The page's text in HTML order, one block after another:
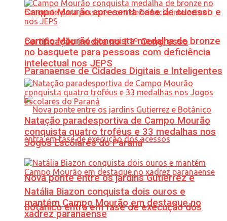
Campo Mourão apresenta case de sucesso e
certificação inédita no 11º Congresso
Paranaense de Cidades Digitais e Inteligentes
Nova ponte entre os jardins Gutierrez e
Botânico entra em fase de execução dos
Campo Mourão conquista medalha de bronze
no basquete para pessoas com deficiência
intelectual nos JEPS
Natação paradesportiva de Campo Mourão
conquista quatro troféus e 33 medalhas nos
Jogos Escolares do Paraná
Natália Biazon conquista dois ouros e
mantém Campo Mourão em destaque no
xadrez paranaense